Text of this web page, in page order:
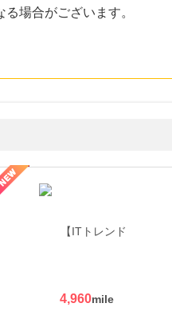
場合がございます。
4,960